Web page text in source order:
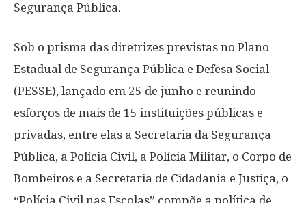
Segurança Pública.
Sob o prisma das diretrizes previstas no Plano
Estadual de Segurança Pública e Defesa Social
(PESSE), lançado em 25 de junho e reunindo
esforços de mais de 15 instituições públicas e
privadas, entre elas a Secretaria da Segurança
Pública, a Polícia Civil, a Polícia Militar, o Corpo de
Bombeiros e a Secretaria de Cidadania e Justiça, o
“Polícia Civil nas Escolas” compõe a política de